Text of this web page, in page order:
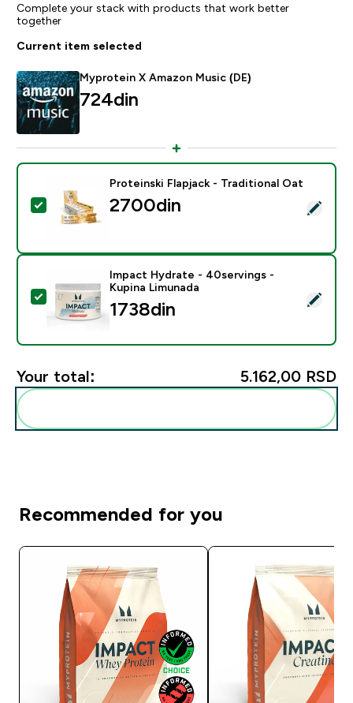
Complete your stack with products that work better
together
Current item selected
Myprotein X Amazon Music (DE)
724din‎
Select this product - Proteinski Flapjack - Traditional
Proteinski Flapjack - Traditional Oat
2700din‎
Select this product - Impact Hydrate - 40servings -
Impact Hydrate - 40servings -
Kupina Limunada
1738din‎
Your total: 5.162,00 RSD‎
Recommended for you